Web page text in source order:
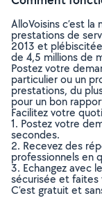
AlloVoisins c’est
prestations de
2013 et
de 4,5 millions de
Postez votre
particulier ou un
prestations, du
pour un bon
Facilitez votre
1. Postez votre
secondes.
2. Recevez des
professionnels en
3. Echangez avec
sécurisée et faites
C’est gratuit et